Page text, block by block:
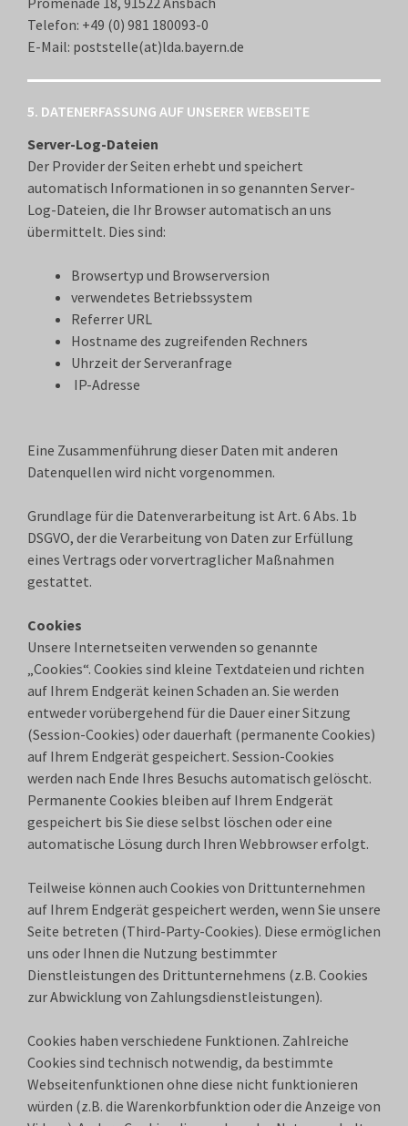
Telefon: +49 (0) 981 180093-0
E-Mail: poststelle(at)lda.bayern.de
5. DATENERFASSUNG AUF UNSERER WEBSEITE
Server-Log-Dateien
Der Provider der Seiten erhebt und speichert
automatisch Informationen in so genannten Server-
Log-Dateien, die Ihr Browser automatisch an uns
übermittelt. Dies sind:
Browsertyp und Browserversion
verwendetes Betriebssystem
Referrer URL
Hostname des zugreifenden Rechners
Uhrzeit der Serveranfrage
IP-Adresse
Eine Zusammenführung dieser Daten mit anderen
Datenquellen wird nicht vorgenommen.
Grundlage für die Datenverarbeitung ist Art. 6 Abs. 1b
DSGVO, der die Verarbeitung von Daten zur Erfüllung
eines Vertrags oder vorvertraglicher Maßnahmen
gestattet.
Cookies
Unsere Internetseiten verwenden so genannte
„Cookies“. Cookies sind kleine Textdateien und richten
auf Ihrem Endgerät keinen Schaden an. Sie werden
entweder vorübergehend für die Dauer einer Sitzung
(Session-Cookies) oder dauerhaft (permanente Cookies)
auf Ihrem Endgerät gespeichert. Session-Cookies
werden nach Ende Ihres Besuchs automatisch gelöscht.
Permanente Cookies bleiben auf Ihrem Endgerät
gespeichert bis Sie diese selbst löschen oder eine
automatische Lösung durch Ihren Webbrowser erfolgt.
Teilweise können auch Cookies von Drittunternehmen
auf Ihrem Endgerät gespeichert werden, wenn Sie unsere
Seite betreten (Third-Party-Cookies). Diese ermöglichen
uns oder Ihnen die Nutzung bestimmter
Dienstleistungen des Drittunternehmens (z.B. Cookies
zur Abwicklung von Zahlungsdienstleistungen).
Cookies haben verschiedene Funktionen. Zahlreiche
Cookies sind technisch notwendig, da bestimmte
Webseitenfunktionen ohne diese nicht funktionieren
würden (z.B. die Warenkorbfunktion oder die Anzeige von